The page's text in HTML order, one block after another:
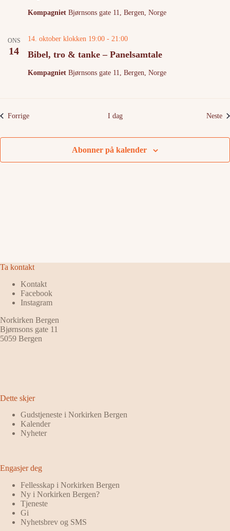
Kompagniet Bjørnsons gate 11, Bergen, Norge
ONS
14 Bibel, tro & tanke – Panelsamtale
14. oktober klokken 19:00 - 21:00
Kompagniet Bjørnsons gate 11, Bergen, Norge
ForrigeArrangementer I dag Neste
Abonner på kalender
Ta kontakt
Kontakt
Facebook
Instagram
Norkirken Bergen
Bjørnsons gate 11
5059 Bergen
Dette skjer
Gudstjeneste i Norkirken Bergen
Kalender
Nyheter
Engasjer deg
Fellesskap i Norkirken Bergen
Ny i Norkirken Bergen?
Tjeneste
Gi
Nyhetsbrev og SMS